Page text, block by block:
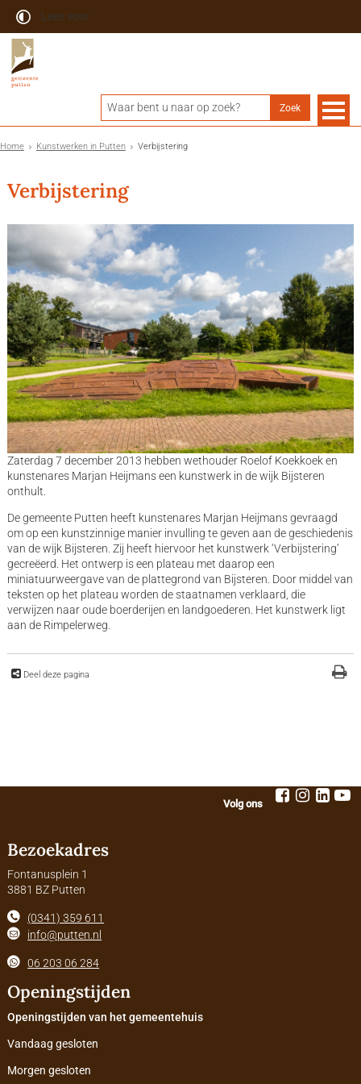
Lees voor
Home Kunstwerken in Putten Verbijstering
Verbijstering
Zaterdag 7 december 2013 hebben wethouder Roelof Koekkoek en
kunstenares Marjan Heijmans een kunstwerk in de wijk Bijsteren
onthult.
De gemeente Putten heeft kunstenares Marjan Heijmans gevraagd
om op een kunstzinnige manier invulling te geven aan de geschiedenis
van de wijk Bijsteren. Zij heeft hiervoor het kunstwerk ‘Verbijstering’
gecreëerd. Het ontwerp is een plateau met daarop een
miniatuurweergave van de plattegrond van Bijsteren. Door middel van
teksten op het plateau worden de staatnamen verklaard, die
verwijzen naar oude boerderijen en landgoederen. Het kunstwerk ligt
aan de Rimpelerweg.
Deel deze pagina
Volg ons
Bezoekadres
Fontanusplein 1
3881 BZ Putten
(0341) 359 611
info@putten.nl
06 203 06 284
Openingstijden
Openingstijden van het gemeentehuis
Vandaag gesloten
Morgen gesloten